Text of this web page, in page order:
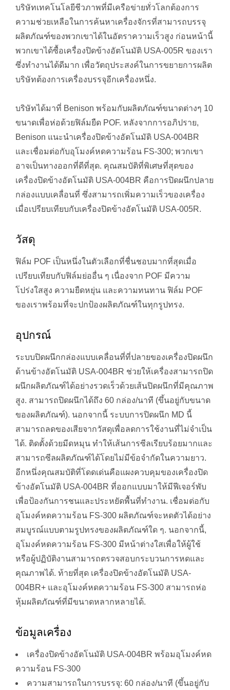
บริษัทเทคโนโลยีชีวภาพที่มีเครือข่ายทั่วโลกต้องการ
ความช่วยเหลือในการค้นหาเครื่องจักรที่สามารถบรรจุ
ผลิตภัณฑ์ของพวกเขาได้ในอัตราความเร็วสูง ก่อนหน้านี้
พวกเขาได้ซื้อเครื่องปิดข้างอัตโนมัติ USA-005R ของเรา
ซึ่งทำงานได้ดีมาก เพื่อวัตถุประสงค์ในการขยายการผลิต
บริษัทต้องการเครื่องบรรจุอีกเครื่องหนึ่ง.
บริษัทได้มาที่ Benison พร้อมกับผลิตภัณฑ์ขนาดต่างๆ 10
ขนาดเพื่อห่อด้วยฟิล์มยืด POF. หลังจากการอภิปราย,
Benison แนะนำเครื่องปิดข้างอัตโนมัติ USA-004BR
และเชื่อมต่อกับอุโมงค์หดความร้อน FS-300; พวกเขา
อาจเป็นทางออกที่ดีที่สุด. คุณสมบัติที่พิเศษที่สุดของ
เครื่องปิดข้างอัตโนมัติ USA-004BR คือการปิดผนึกปลาย
กล่องแบบเคลื่อนที่ ซึ่งสามารถเพิ่มความเร็วของเครื่อง
เมื่อเปรียบเทียบกับเครื่องปิดข้างอัตโนมัติ USA-005R.
วัสดุ
ฟิล์ม POF เป็นหนึ่งในตัวเลือกที่ชื่นชอบมากที่สุดเมื่อ
เปรียบเทียบกับฟิล์มย่ออื่น ๆ เนื่องจาก POF มีความ
โปร่งใสสูง ความยืดหยุ่น และความทนทาน ฟิล์ม POF
ของเราพร้อมที่จะปกป้องผลิตภัณฑ์ในทุกรูปทรง.
อุปกรณ์
ระบบปิดผนึกกล่องแบบเคลื่อนที่ที่ปลายของเครื่องปิดผนึก
ด้านข้างอัตโนมัติ USA-004BR ช่วยให้เครื่องสามารถปิด
ผนึกผลิตภัณฑ์ได้อย่างรวดเร็วด้วยเส้นปิดผนึกที่มีคุณภาพ
สูง. สามารถปิดผนึกได้ถึง 60 กล่อง/นาที (ขึ้นอยู่กับขนาด
ของผลิตภัณฑ์). นอกจากนี้ ระบบการปิดผนึก MD นี้
สามารถลดของเสียจากวัสดุเพื่อลดการใช้งานที่ไม่จำเป็น
ได้. ติดตั้งด้วยมีดหมุน ทำให้เส้นการซีลเรียบร้อยมากและ
สามารถซีลผลิตภัณฑ์ได้โดยไม่มีข้อจำกัดในความยาว.
อีกหนึ่งคุณสมบัติที่โดดเด่นคือแผงควบคุมของเครื่องปิด
ข้างอัตโนมัติ USA-004BR ที่ออกแบบมาให้มีฟีเจอร์พับ
เพื่อป้องกันการชนและประหยัดพื้นที่ทำงาน. เชื่อมต่อกับ
อุโมงค์หดความร้อน FS-300 ผลิตภัณฑ์จะหดตัวได้อย่าง
สมบูรณ์แบบตามรูปทรงของผลิตภัณฑ์ใด ๆ. นอกจากนี้,
อุโมงค์หดความร้อน FS-300 มีหน้าต่างใสเพื่อให้ผู้ใช้
หรือผู้ปฏิบัติงานสามารถตรวจสอบกระบวนการหดและ
คุณภาพได้. ท้ายที่สุด เครื่องปิดข้างอัตโนมัติ USA-
004BR+ และอุโมงค์หดความร้อน FS-300 สามารถห่อ
หุ้มผลิตภัณฑ์ที่มีขนาดหลากหลายได้.
ข้อมูลเครื่อง
เครื่องปิดข้างอัตโนมัติ USA-004BR พร้อมอุโมงค์หด
ความร้อน FS-300
ความสามารถในการบรรจุ: 60 กล่อง/นาที (ขึ้นอยู่กับ